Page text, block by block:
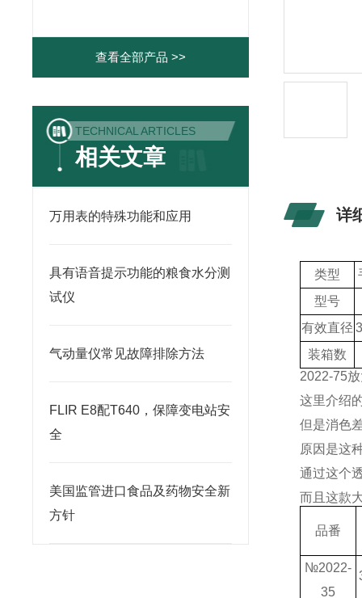
查看全部产品 >>
TECHNICAL ARTICLES
相关文章
万用表的特殊功能和应用
具有语音提示功能的粮食水分测
试仪
气动量仪常见故障排除方法
FLIR E8配T640，保障变电站安
全
美国监管进口食品及药物安全新
方针
详
类型
型号
有效直径
装箱数
2022-75
这里介绍
但是消色
原因是这
通过这个
而且这款
品番
№2022-
35